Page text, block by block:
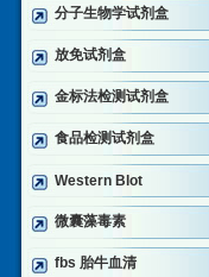
分子生物学试剂盒
放免试剂盒
金标法检测试剂盒
食品检测试剂盒
Western Blot
微囊藻毒素
fbs 胎牛血清